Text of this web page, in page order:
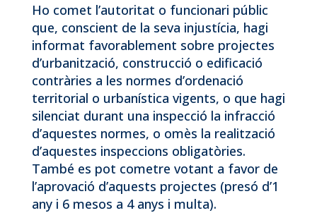
Ho comet l’autoritat o funcionari públic
que, conscient de la seva injustícia, hagi
informat favorablement sobre projectes
d’urbanització, construcció o edificació
contràries a les normes d’ordenació
territorial o urbanística vigents, o que hagi
silenciat durant una inspecció la infracció
d’aquestes normes, o omès la realització
d’aquestes inspeccions obligatòries.
També es pot cometre votant a favor de
l’aprovació d’aquests projectes (presó d’1
any i 6 mesos a 4 anys i multa).